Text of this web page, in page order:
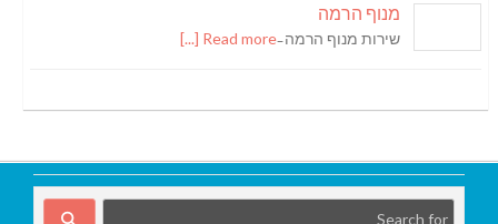
מנוף הרמה
שירות מנוף הרמה ̵Read more [...]